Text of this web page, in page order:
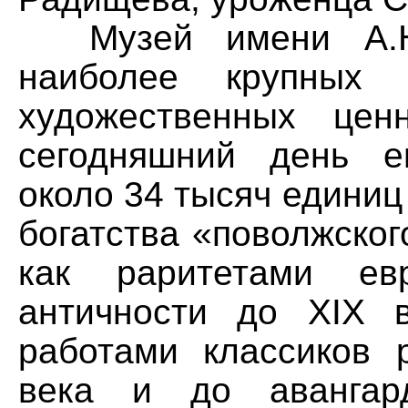
Музей имени
наиболее
художественных
сегодняшний день
около 34 тысяч
богатства
как раритетами
античности до XIX
работами классиков
века и до